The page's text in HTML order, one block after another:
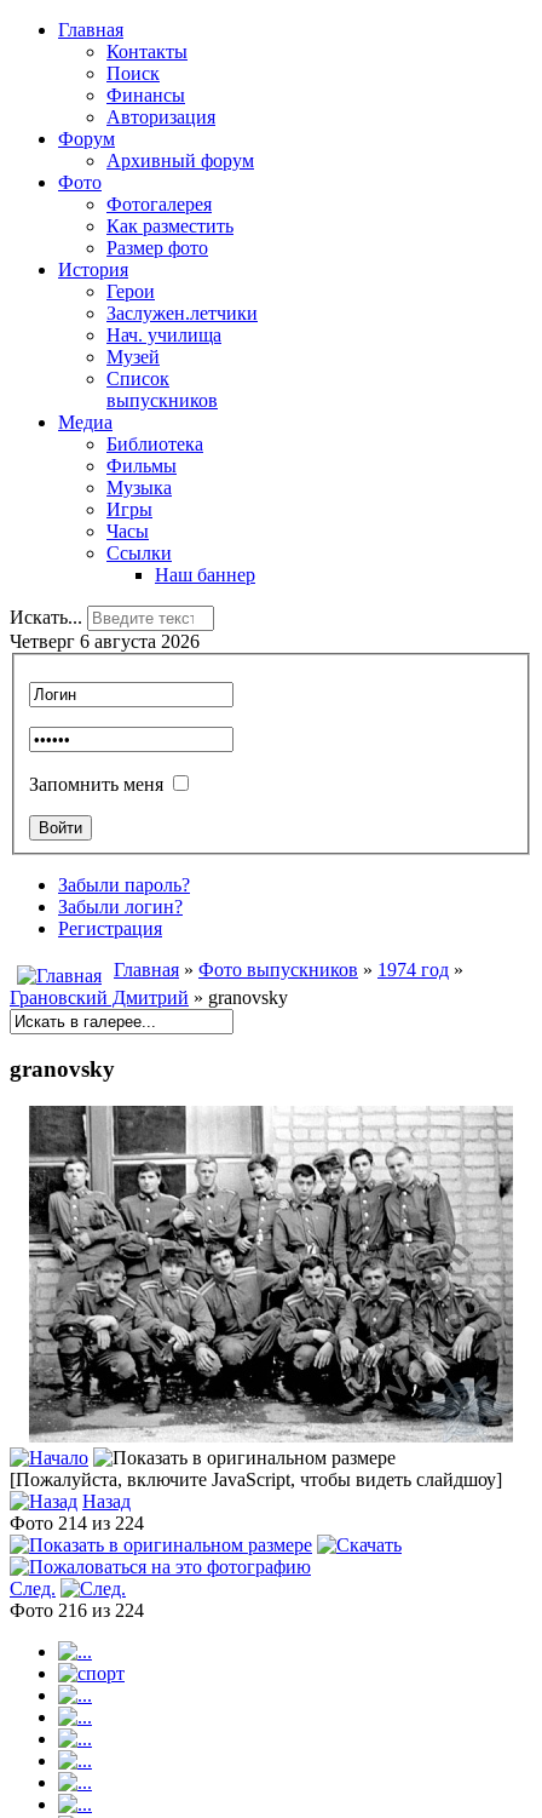
Главная
Контакты
Поиск
Финансы
Авторизация
Форум
Архивный форум
Фото
Фотогалерея
Как разместить
Размер фото
История
Герои
Заслужен.летчики
Нач. училища
Музей
Список
выпускников
Медиа
Библиотека
Фильмы
Музыка
Игры
Часы
Ссылки
Наш баннер
Искать...
Четверг 6 августа 2026
Запомнить меня
Забыли пароль?
Забыли логин?
Регистрация
Главная » Фото выпускников » 1974 год »
Грановский Дмитрий » granovsky
granovsky
[Пожалуйста, включите JavaScript, чтобы видеть слайдшоу]
Назад
Фото 214 из 224
След.
Фото 216 из 224